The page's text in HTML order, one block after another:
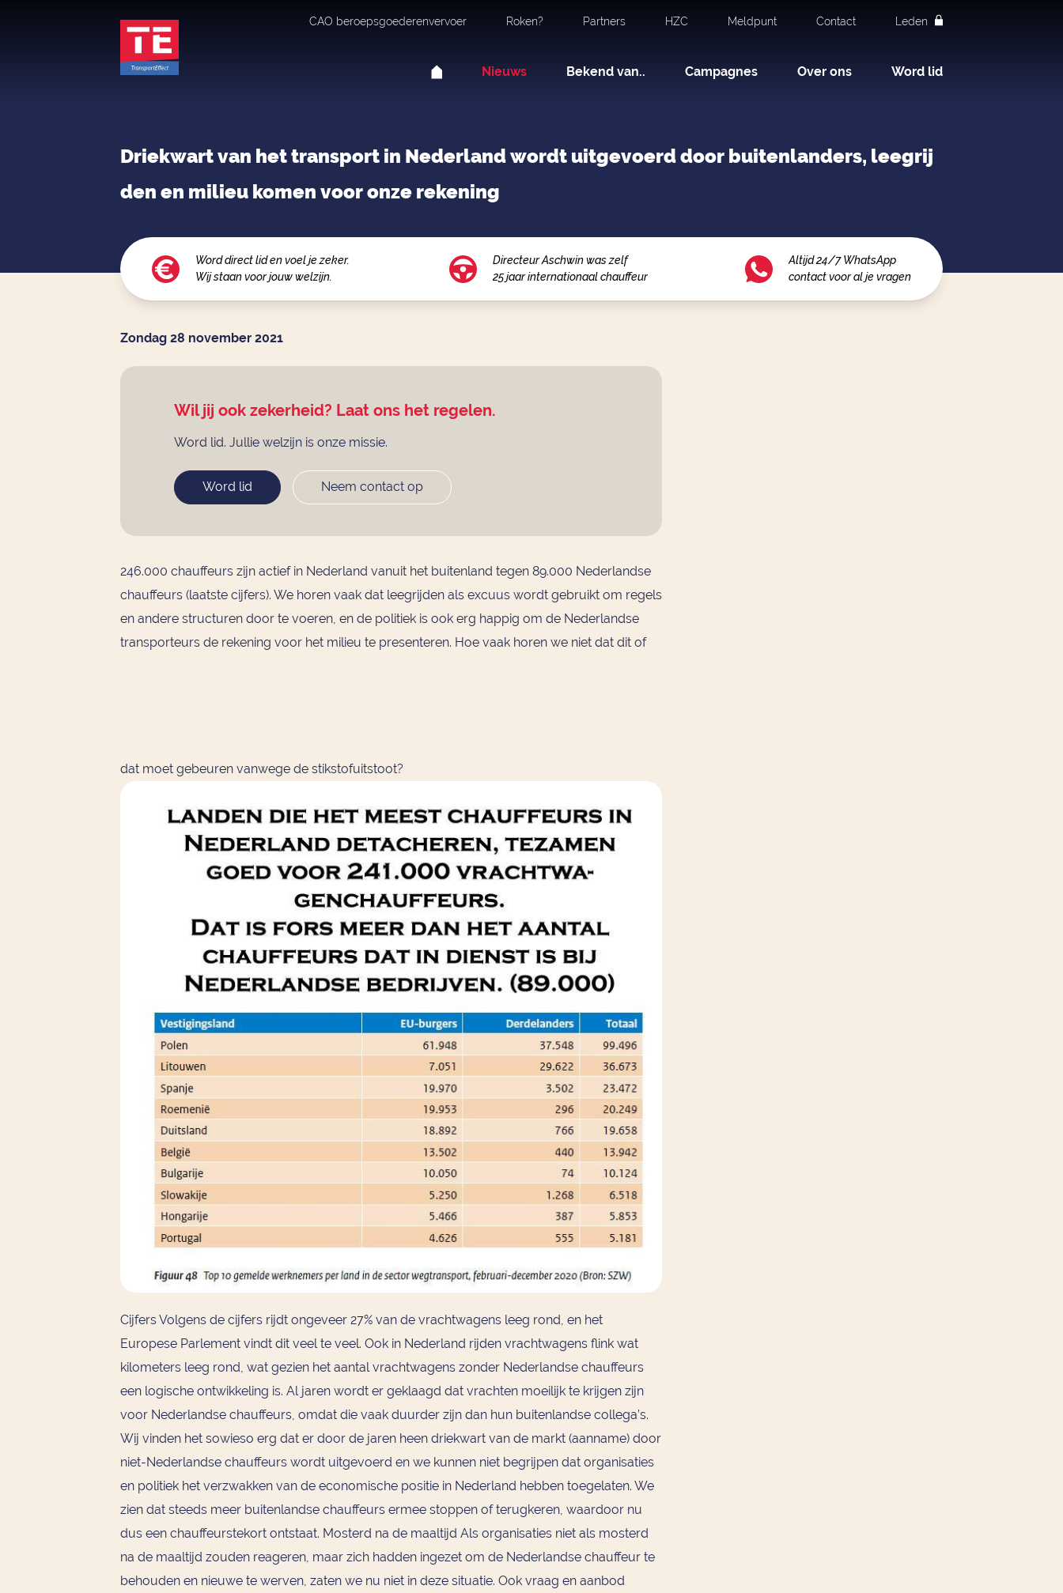
CAO beroepsgoederenvervoer Roken? Partners HZC Meldpunt Contact Leden
Nieuws Bekend van.. Campagnes Over ons Word lid
Driekwart van het transport in Nederland wordt uitgevoerd door buitenlanders, leegrij
den en milieu komen voor onze rekening
Word direct lid en voel je zeker.
Wij staan voor jouw welzijn.
Directeur Aschwin was zelf
25 jaar internationaal chauffeur
Altijd 24/7 WhatsApp
contact voor al je vragen
Zondag 28 november 2021
Wil jij ook zekerheid? Laat ons het regelen.
Word lid. Jullie welzijn is onze missie.
Word lid Neem contact op
246.000 chauffeurs zijn actief in Nederland vanuit het buitenland tegen 89.000 Nederlandse
chauffeurs (laatste cijfers). We horen vaak dat leegrijden als excuus wordt gebruikt om regels
en andere structuren door te voeren, en de politiek is ook erg happig om de Nederlandse
transporteurs de rekening voor het milieu te presenteren. Hoe vaak horen we niet dat dit of
dat moet gebeuren vanwege de stikstofuitstoot?
Cijfers Volgens de cijfers rijdt ongeveer 27% van de vrachtwagens leeg rond, en het
Europese Parlement vindt dit veel te veel. Ook in Nederland rijden vrachtwagens flink wat
kilometers leeg rond, wat gezien het aantal vrachtwagens zonder Nederlandse chauffeurs
een logische ontwikkeling is. Al jaren wordt er geklaagd dat vrachten moeilijk te krijgen zijn
voor Nederlandse chauffeurs, omdat die vaak duurder zijn dan hun buitenlandse collega’s.
Wij vinden het sowieso erg dat er door de jaren heen driekwart van de markt (aanname) door
niet-Nederlandse chauffeurs wordt uitgevoerd en we kunnen niet begrijpen dat organisaties
en politiek het verzwakken van de economische positie in Nederland hebben toegelaten. We
zien dat steeds meer buitenlandse chauffeurs ermee stoppen of terugkeren, waardoor nu
dus een chauffeurstekort ontstaat. Mosterd na de maaltijd Als organisaties niet als mosterd
na de maaltijd zouden reageren, maar zich hadden ingezet om de Nederlandse chauffeur te
behouden en nieuwe te werven, zaten we nu niet in deze situatie. Ook vraag en aanbod